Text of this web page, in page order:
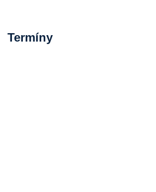
Termíny